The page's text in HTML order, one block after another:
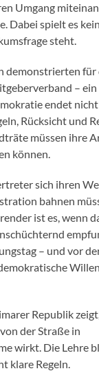
Umgang
Dabei spielt es
steht.
demonstrierten für
–
endet
Rücksicht und
müssen ihre
können.
sich ihren
bahnen
ist es, wenn
– und vor
Republik
der Straße in
wirkt. Die Lehre
klare Regeln.